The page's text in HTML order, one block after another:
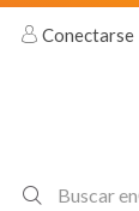
Conectarse